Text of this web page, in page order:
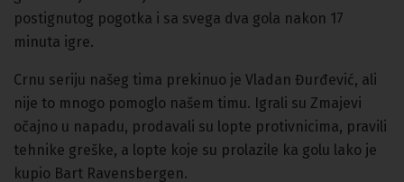
postignutog pogotka i sa svega dva gola nakon 17
minuta igre.
Crnu seriju našeg tima prekinuo je Vladan Đurđević, ali
nije to mnogo pomoglo našem timu. Igrali su Zmajevi
očajno u napadu, prodavali su lopte protivnicima, pravili
tehnike greške, a lopte koje su prolazile ka golu lako je
kupio Bart Ravensbergen.